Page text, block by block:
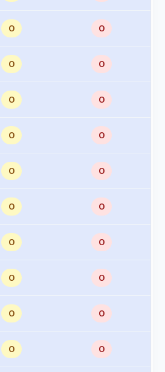
0 0
0 0
0 0
0 0
0 0
0 0
0 0
0 0
0 0
0 0